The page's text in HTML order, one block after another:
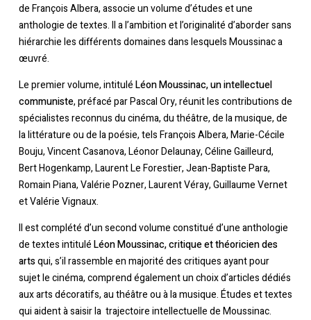
Votre panier est vide.
de François Albera, associe un volume d’études et une
anthologie de textes. Il a l’ambition et l’originalité d’aborder sans
hiérarchie les différents domaines dans lesquels Moussinac a
œuvré.
Le premier volume, intituléLéon Moussinac, un intellectuel
communiste, préfacé par Pascal Ory, réunit les contributions de
spécialistes reconnus du cinéma, du théâtre, de la musique, de
la littérature ou de la poésie, tels François Albera, Marie-Cécile
Bouju, Vincent Casanova, Léonor Delaunay, Céline Gailleurd,
Bert Hogenkamp, Laurent Le Forestier, Jean-Baptiste Para,
Romain Piana, Valérie Pozner, Laurent Véray, Guillaume Vernet
et Valérie Vignaux.
Il est complété d’un second volume constitué d’une anthologie
de textes intituléLéon Moussinac, critique et théoricien des
artsqui, s’il rassemble en majorité des critiques ayant pour
sujet le cinéma, comprend également un choix d’articles dédiés
aux arts décoratifs, au théâtre ou à la musique. Études et textes
qui aident à saisir la trajectoire intellectuelle de Moussinac.